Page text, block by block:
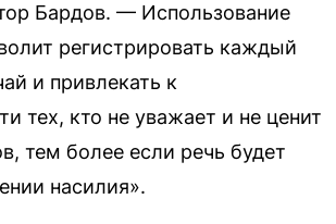
Бардов. — Использование
регистрировать каждый
и привлекать к
тех, кто не уважает и не ценит
тем более если речь будет
насилия».